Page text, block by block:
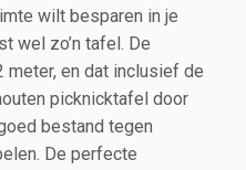
wilt besparen in je
wel zo’n tafel. De
en dat inclusief de
picknicktafel door
bestand tegen
De perfecte